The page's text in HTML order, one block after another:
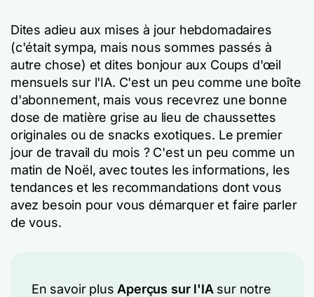
Dites adieu aux mises à jour hebdomadaires
(c'était sympa, mais nous sommes passés à
autre chose) et dites bonjour aux Coups d'œil
mensuels sur l'IA. C'est un peu comme une boîte
d'abonnement, mais vous recevrez une bonne
dose de matière grise au lieu de chaussettes
originales ou de snacks exotiques. Le premier
jour de travail du mois ? C'est un peu comme un
matin de Noël, avec toutes les informations, les
tendances et les recommandations dont vous
avez besoin pour vous démarquer et faire parler
de vous.
En savoir plus Aperçus sur l'IAsur notre